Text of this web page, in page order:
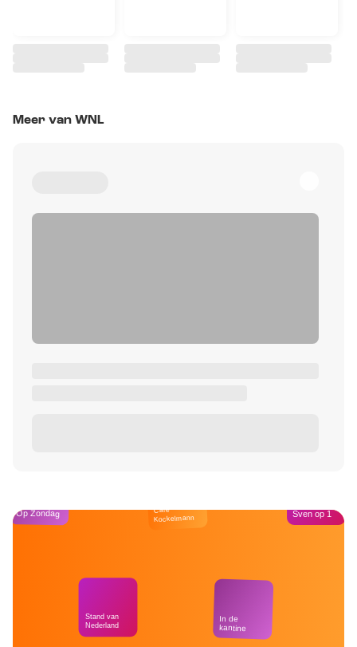
Meer van WNL
Op Zondag
Stand van
Nederland
Café
Kockelmann
In de
kantine
Sven op 1